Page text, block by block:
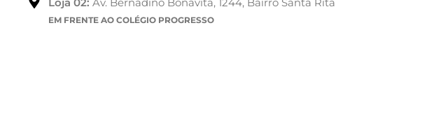
EM FRENTE AO COLÉGIO PROGRESSO